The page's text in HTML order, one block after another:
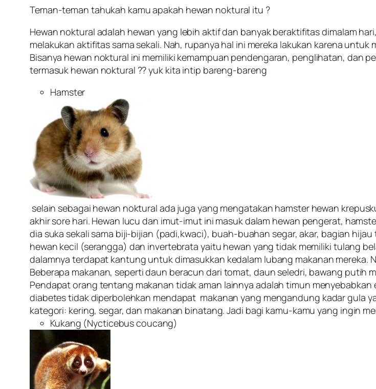
Teman-teman tahukah kamu apakah hewan noktural itu ?
Hewan noktural adalah hewan yang lebih aktif dan banyak beraktifitas dimalam
melakukan aktifitas sama sekali. Nah, rupanya hal ini mereka lakukan karena
Bisanya hewan noktural ini memiliki kemampuan pendengaran, penglihatan, dan
termasuk hewan noktural ?? yuk kita intip bareng-bareng
Hamster
selain sebagai hewan noktural ada juga yang mengatakan hamster hewan
akhir sore hari. Hewan lucu dan imut-imut ini masuk dalam hewan pengerat,
dia suka sekali sama biji-bijian (padi,kwaci), buah-buahan segar, akar, bagian
hewan kecil (serangga) dan invertebrata yaitu hewan yang tidak memiliki tulang
dalamnya terdapat kantung untuk dimasukkan kedalam lubang makanan mereka.
Beberapa makanan, seperti daun beracun dari tomat, daun seledri, bawang putih
Pendapat orang tentang makanan tidak aman lainnya adalah timun
diabetes tidak diperbolehkan mendapat makanan yang mengandung kadar gula
kategori: kering, segar, dan makanan binatang. Jadi bagi kamu-kamu yang ingin
Kukang (Nycticebus coucang)